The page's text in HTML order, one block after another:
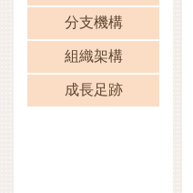
分支機構
組織架構
成長足跡